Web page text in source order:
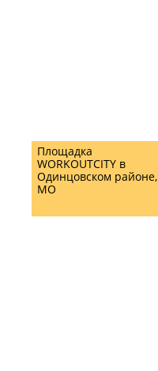
Площадка
WORKOUTCITY в
Одинцовском районе,
МО